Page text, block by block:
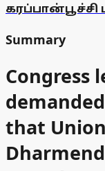
கரப்பான்பூச்சி
Summary
Congress
that